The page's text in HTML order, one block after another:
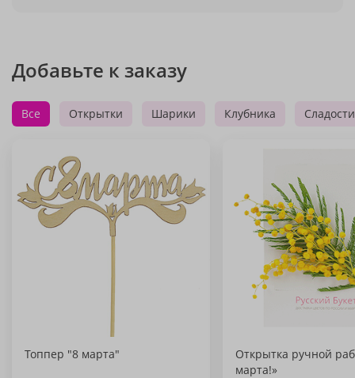
Добавьте к заказу
Все Открытки Шарики Клубника Сладости
Топпер "8 марта"
Открытка ручной
марта!»